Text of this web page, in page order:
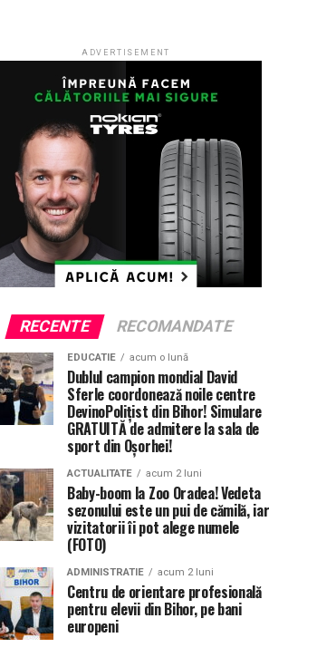
ADVERTISEMENT
RECENTE RECOMANDATE
EDUCATIE acum o lună
Dublul campion mondial David
Sferle coordonează noile centre
DevinoPolițist din Bihor! Simulare
GRATUITĂ de admitere la sala de
sport din Oșorhei!
ACTUALITATE acum 2 luni
Baby-boom la Zoo Oradea! Vedeta
sezonului este un pui de cămilă, iar
vizitatorii îi pot alege numele
(FOTO)
ADMINISTRATIE acum 2 luni
Centru de orientare profesională
pentru elevii din Bihor, pe bani
europeni